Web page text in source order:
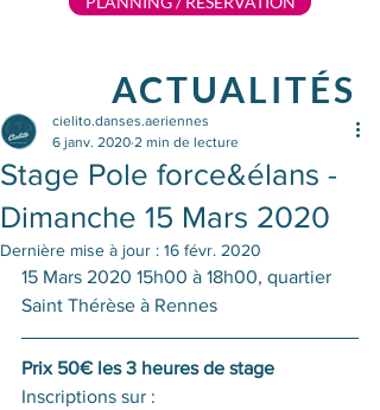
ACTUALITÉS
Stage Pole force&élans -
Dimanche 15 Mars 2020
cielito.danses.aeriennes
6 janv. 2020 2 min de lecture
Dernière mise à jour : 16 févr. 2020
15 Mars 2020 15h00 à 18h00, quartier
Saint Thérèse à Rennes
Prix 50€ les 3 heures de stage
Inscriptions sur :